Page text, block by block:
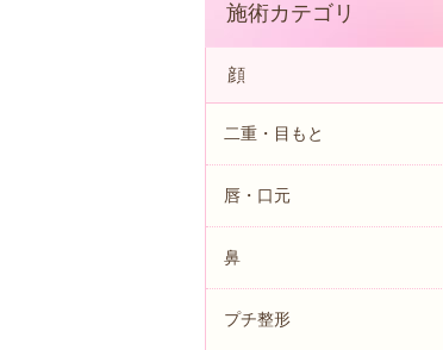
施術カテゴリ
顔
二重・目もと
唇・口元
鼻
プチ整形